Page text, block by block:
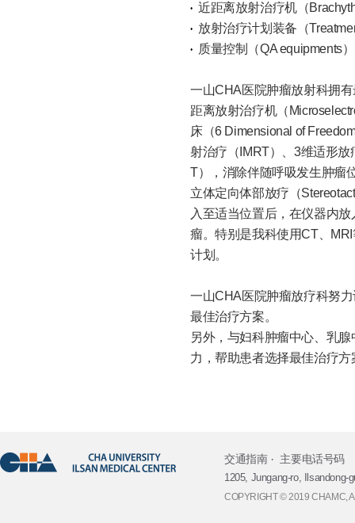
近距离放射治疗机（
放射治疗计划装备（
质量控制（QA equipments
一山CHA医院肿瘤放射科拥
距离放射治疗机（
床（6 Dimensional of
射治疗（IMRT）、3维适形
T），消除伴随呼吸发生肿瘤
立体定向体部放疗（
入至适当位置后，在仪器内
瘤。特别是我科使用CT、
计划。
一山CHA医院肿瘤放疗科努
最佳治疗方案。
另外，与妇科肿瘤中心、乳
力，帮助患者选择最佳治疗方
交通指南 主要电话号码
1205, Jungang-ro, Ilsandong-
COPYRIGHT © 2019 CHAMC,